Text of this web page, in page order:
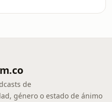
de
género o estado de ánimo